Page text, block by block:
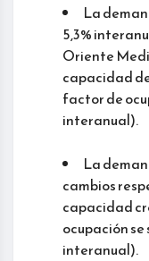
La
5,3%
Oriente
capacidad
factor de
interanual).
La
cambios
capacidad
ocupación se
interanual).